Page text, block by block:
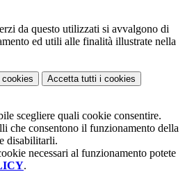
da questo utilizzati si avvalgono di
ed utili alle finalità illustrate nella
cookies Accetta tutti i cookies
scegliere quali cookie consentire.
che consentono il funzionamento della
disabilitarli.
necessari al funzionamento potete
.